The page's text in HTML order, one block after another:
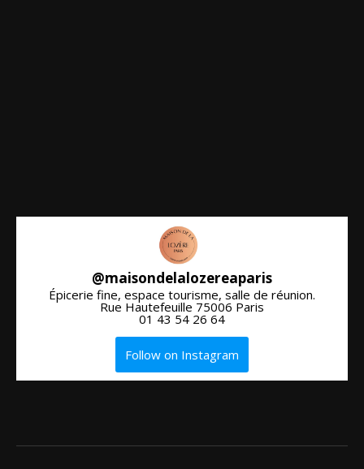
@maisondelalozereaparis
Épicerie fine, espace tourisme, salle de réunion.
Rue Hautefeuille 75006 Paris
01 43 54 26 64
Follow on Instagram